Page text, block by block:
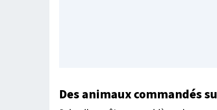
Des animaux commandés